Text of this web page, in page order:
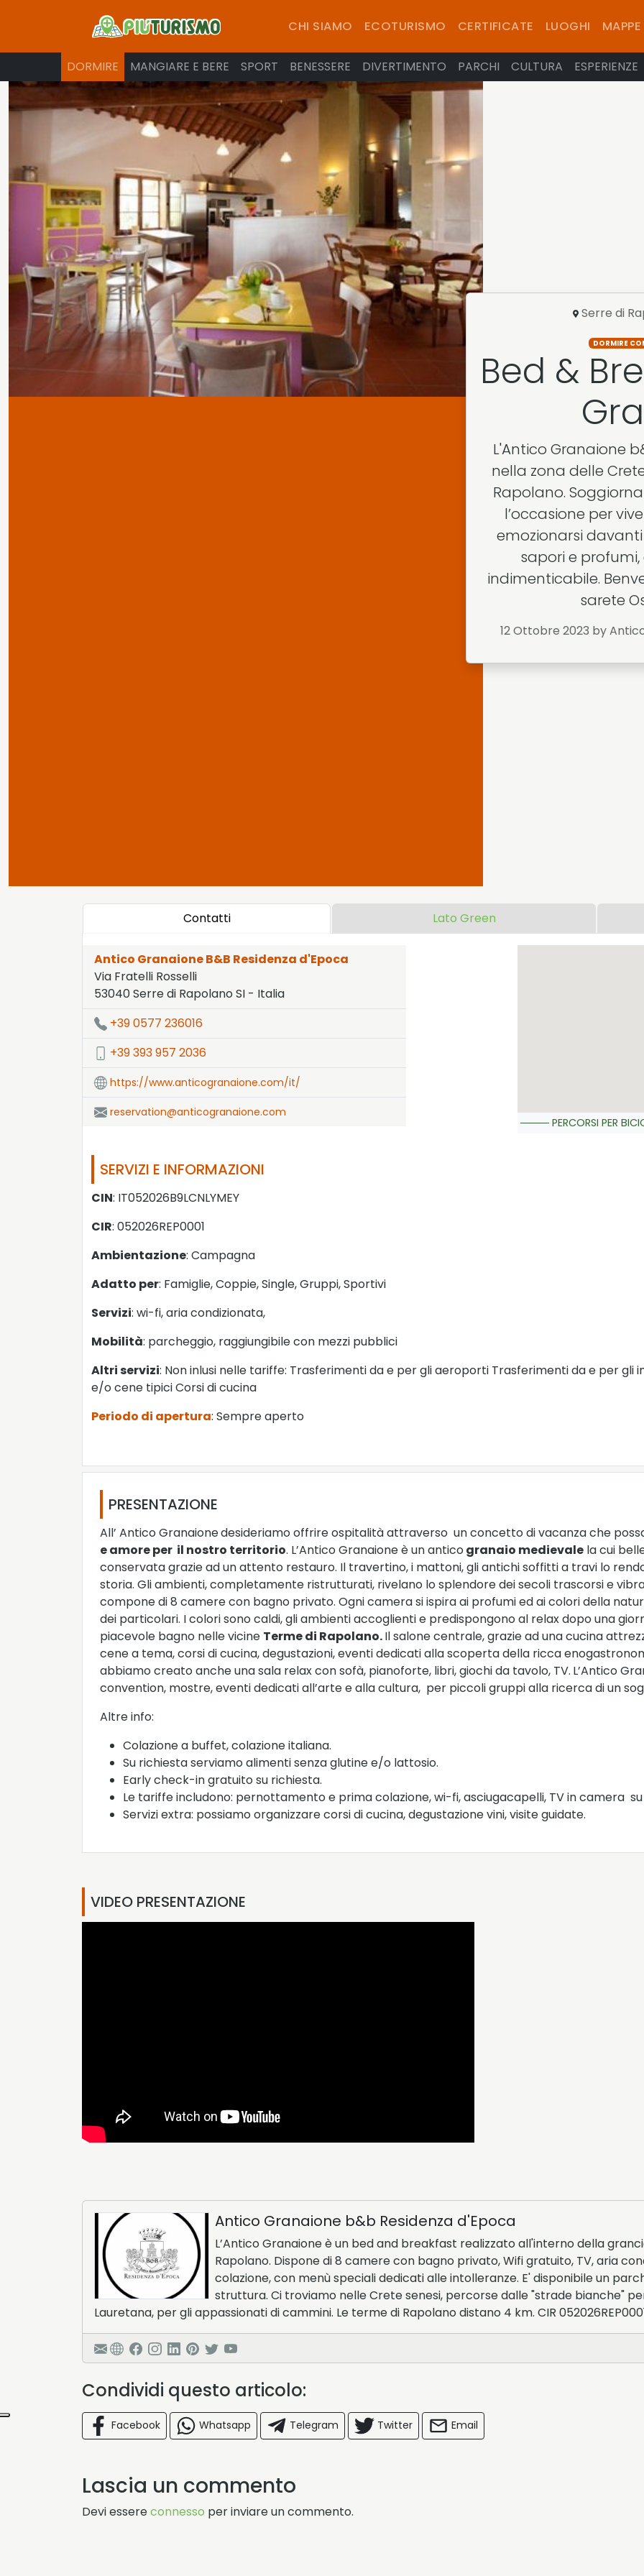
CHI SIAMO ECOTURISMO CERTIFICATE LUOGHI MAPPE
DORMIRE MANGIARE E BERE SPORT BENESSERE DIVERTIMENTO PARCHI CULTURA ESPERIENZE
Serre di
DORMIRE
Bed &
L'Antico Granaione
nella zona delle
Rapolano.
l’occasione per
emozionarsi
sapori e profumi,
indimenticabile.
sarete
12 Ottobre 2023 by
Contatti Lato Green
Antico Granaione B&B Residenza d'Epoca
Via Fratelli Rosselli
53040Serre di Rapolano SI - Italia
LAT:43.259- LNG:11.616
+39 0577 236016
+39 393 957 2036
https://www.anticogranaione.com/it/
reservation@anticogranaione.com
PERCORSI PER
SERVIZI E INFORMAZIONI
CIN: IT052026B9LCNLYMEY
CIR: 052026REP0001
Ambientazione: Campagna
Adatto per: Famiglie, Coppie, Single, Gruppi, Sportivi
Servizi: wi-fi, aria condizionata,
Mobilità: parcheggio, raggiungibile con mezzi pubblici
Altri servizi: Non inlusi nelle tariffe: Trasferimenti da e per gli aeroporti Trasferimenti da e per gli
e/o cene tipici Corsi di cucina
Periodo di apertura: Sempre aperto
PRESENTAZIONE
All’ Antico Granaionedesideriamo offrire ospitalità attraverso un concetto di vacanza che
e amore per il nostro territorio. L’Antico Granaione è un antico granaio medievale la cui
conservata grazie ad un attento restauro. Il travertino, i mattoni, gli antichi soffitti a travi lo
storia. Gli ambienti, completamente ristrutturati, rivelano lo splendore dei secoli trascorsi e
compone di 8 camere con bagno privato. Ogni camera si ispira ai profumi ed ai colori della
dei particolari. I colori sono caldi, gli ambienti accoglienti e predispongono al relax dopo una
piacevole bagno nelle vicine Terme di Rapolano.Il salone centrale, grazie ad una cucina
cene a tema, corsi di cucina, degustazioni, eventi dedicati alla scoperta della ricca
abbiamo creato anche una sala relax con sofà, pianoforte, libri, giochi da tavolo, TV. L’Antico
convention, mostre, eventi dedicati all’arte e alla cultura, per piccoli gruppi alla ricerca di un
Altre info:
Colazione a buffet, colazione italiana.
Su richiesta serviamo alimenti senza glutine e/o lattosio.
Early check-in gratuito su richiesta.
Le tariffe includono: pernottamento e prima colazione, wi-fi, asciugacapelli, TV in camera
Servizi extra: possiamo organizzare corsi di cucina, degustazione vini, visite guidate.
VIDEO PRESENTAZIONE
Antico Granaione b&b Residenza d'Epoca
L’Antico Granaione è un bed and breakfast realizzato all'interno della
Rapolano. Dispone di 8 camere con bagno privato, Wifi gratuito, TV, aria
colazione, con menù speciali dedicati alle intolleranze. E' disponibile un
struttura. Ci troviamo nelle Crete senesi, percorse dalle "strade bianche"
Lauretana, per gli appassionati di cammini. Le terme di Rapolano distano 4 km. CIR
Condividi questo articolo:
Facebook Whatsapp Telegram Twitter Email
Lascia un commento
Devi essereconnesso per inviare un commento.